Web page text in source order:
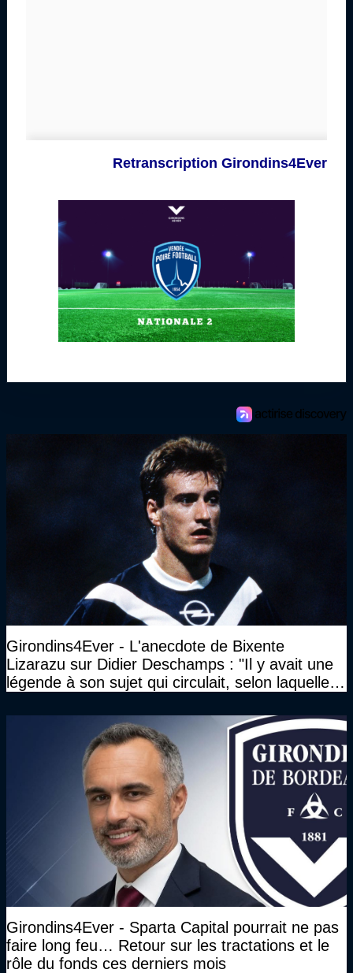
Retranscription Girondins4Ever
Girondins4Ever - L'anecdote de Bixente
Lizarazu sur Didier Deschamps : "Il y avait une
légende à son sujet qui circulait, selon laquelle il
Girondins4Ever - Sparta Capital pourrait ne pas
faire long feu… Retour sur les tractations et le
rôle du fonds ces derniers mois